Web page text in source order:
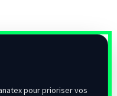
pour prioriser vos